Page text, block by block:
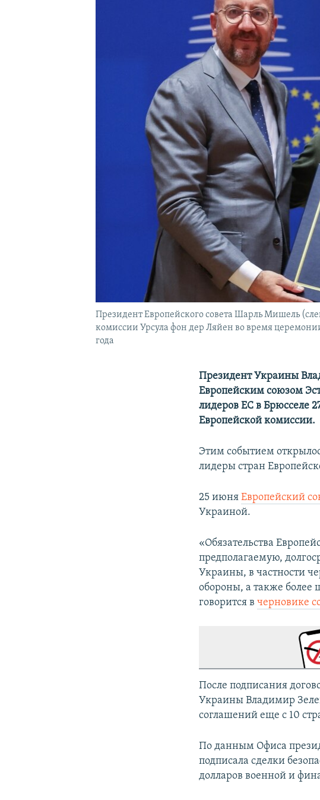
Президент Европейского совета Шарль Мишель
комиссии Урсула фон дер Ляйен во время
года
Президент Украины
Европейским союзом
лидеров ЕС в Брюсселе
Европейской комиссии.
Этим событием
лидеры стран
25 июняЕвропейский
Украиной.
«Обязательства
предполагаемую,
Украины, в частности
обороны, а также более
говорится вчерновике
После подписания
Украины Владимир
соглашений еще с 10
По данным Офиса
подписала сделки
долларов военной и